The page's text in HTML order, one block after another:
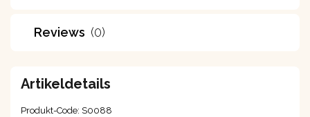
Reviews (0)
Artikeldetails
Produkt-Code: S0088